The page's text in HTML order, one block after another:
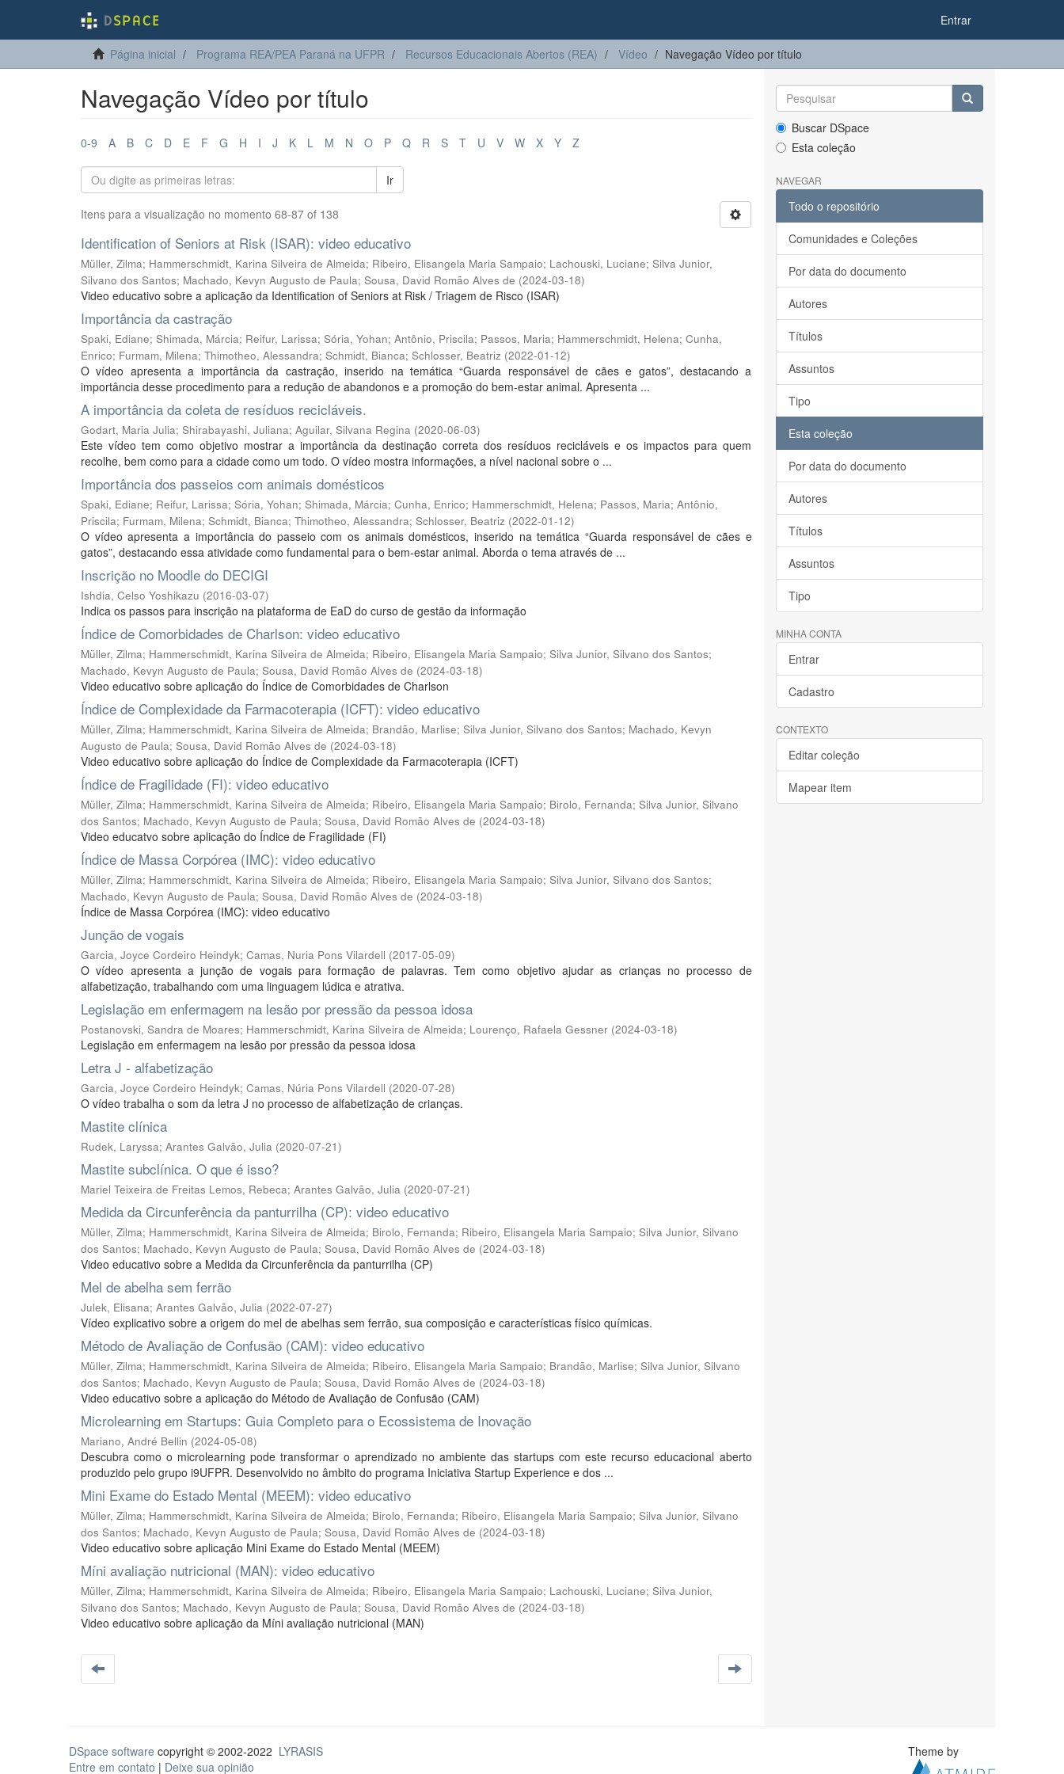
Entrar
Página inicial Programa REA/PEA Paraná na UFPR Recursos Educacionais Abertos (REA) Vídeo Navegação Vídeo por título
Navegação Vídeo por título
0-9 A B C D E F G H I J K L M N O P Q R S T U V W X Y Z
Ir
Itens para a visualização no momento 68-87 of 138
Identification of Seniors at Risk (ISAR): video educativo
Müller, Zilma; Hammerschmidt, Karina Silveira de Almeida; Ribeiro, Elisangela Maria Sampaio; Lachouski, Luciane; Silva Junior,
Silvano dos Santos; Machado, Kevyn Augusto de Paula; Sousa, David Romão Alves de (2024-03-18)
Video educativo sobre a aplicação da Identification of Seniors at Risk / Triagem de Risco (ISAR)
Importância da castração
Spaki, Ediane; Shimada, Márcia; Reifur, Larissa; Sória, Yohan; Antônio, Priscila; Passos, Maria; Hammerschmidt, Helena; Cunha,
Enrico; Furmam, Milena; Thimotheo, Alessandra; Schmidt, Bianca; Schlosser, Beatriz (2022-01-12)
O vídeo apresenta a importância da castração, inserido na temática “Guarda responsável de cães e gatos”, destacando a
importância desse procedimento para a redução de abandonos e a promoção do bem-estar animal. Apresenta ...
A importância da coleta de resíduos recicláveis.
Godart, Maria Julia; Shirabayashi, Juliana; Aguilar, Silvana Regina (2020-06-03)
Este vídeo tem como objetivo mostrar a importância da destinação correta dos resíduos recicláveis e os impactos para quem
recolhe, bem como para a cidade como um todo. O vídeo mostra informações, a nível nacional sobre o ...
Importância dos passeios com animais domésticos
Spaki, Ediane; Reifur, Larissa; Sória, Yohan; Shimada, Márcia; Cunha, Enrico; Hammerschmidt, Helena; Passos, Maria; Antônio,
Priscila; Furmam, Milena; Schmidt, Bianca; Thimotheo, Alessandra; Schlosser, Beatriz (2022-01-12)
O vídeo apresenta a importância do passeio com os animais domésticos, inserido na temática “Guarda responsável de cães e
gatos”, destacando essa atividade como fundamental para o bem-estar animal. Aborda o tema através de ...
Inscrição no Moodle do DECIGI
Ishdia, Celso Yoshikazu (2016-03-07)
Indica os passos para inscrição na plataforma de EaD do curso de gestão da informação
Índice de Comorbidades de Charlson: video educativo
Müller, Zilma; Hammerschmidt, Karina Silveira de Almeida; Ribeiro, Elisangela Maria Sampaio; Silva Junior, Silvano dos Santos;
Machado, Kevyn Augusto de Paula; Sousa, David Romão Alves de (2024-03-18)
Video educativo sobre aplicação do Índice de Comorbidades de Charlson
Índice de Complexidade da Farmacoterapia (ICFT): video educativo
Müller, Zilma; Hammerschmidt, Karina Silveira de Almeida; Brandão, Marlise; Silva Junior, Silvano dos Santos; Machado, Kevyn
Augusto de Paula; Sousa, David Romão Alves de (2024-03-18)
Video educativo sobre aplicação do Índice de Complexidade da Farmacoterapia (ICFT)
Índice de Fragilidade (FI): video educativo
Müller, Zilma; Hammerschmidt, Karina Silveira de Almeida; Ribeiro, Elisangela Maria Sampaio; Birolo, Fernanda; Silva Junior, Silvano
dos Santos; Machado, Kevyn Augusto de Paula; Sousa, David Romão Alves de (2024-03-18)
Video educatvo sobre aplicação do Índice de Fragilidade (FI)
Índice de Massa Corpórea (IMC): video educativo
Müller, Zilma; Hammerschmidt, Karina Silveira de Almeida; Ribeiro, Elisangela Maria Sampaio; Silva Junior, Silvano dos Santos;
Machado, Kevyn Augusto de Paula; Sousa, David Romão Alves de (2024-03-18)
Índice de Massa Corpórea (IMC): video educativo
Junção de vogais
Garcia, Joyce Cordeiro Heindyk; Camas, Nuria Pons Vilardell (2017-05-09)
O vídeo apresenta a junção de vogais para formação de palavras. Tem como objetivo ajudar as crianças no processo de
alfabetização, trabalhando com uma linguagem lúdica e atrativa.
Legislação em enfermagem na lesão por pressão da pessoa idosa
Postanovski, Sandra de Moares; Hammerschmidt, Karina Silveira de Almeida; Lourenço, Rafaela Gessner (2024-03-18)
Legislação em enfermagem na lesão por pressão da pessoa idosa
Letra J - alfabetização
Garcia, Joyce Cordeiro Heindyk; Camas, Núria Pons Vilardell (2020-07-28)
O vídeo trabalha o som da letra J no processo de alfabetização de crianças.
Mastite clínica
Rudek, Laryssa; Arantes Galvão, Julia (2020-07-21)
Mastite subclínica. O que é isso?
Mariel Teixeira de Freitas Lemos, Rebeca; Arantes Galvão, Julia (2020-07-21)
Medida da Circunferência da panturrilha (CP): video educativo
Müller, Zilma; Hammerschmidt, Karina Silveira de Almeida; Birolo, Fernanda; Ribeiro, Elisangela Maria Sampaio; Silva Junior, Silvano
dos Santos; Machado, Kevyn Augusto de Paula; Sousa, David Romão Alves de (2024-03-18)
Video educativo sobre a Medida da Circunferência da panturrilha (CP)
Mel de abelha sem ferrão
Julek, Elisana; Arantes Galvão, Julia (2022-07-27)
Vídeo explicativo sobre a origem do mel de abelhas sem ferrão, sua composição e características físico químicas.
Método de Avaliação de Confusão (CAM): video educativo
Müller, Zilma; Hammerschmidt, Karina Silveira de Almeida; Ribeiro, Elisangela Maria Sampaio; Brandão, Marlise; Silva Junior, Silvano
dos Santos; Machado, Kevyn Augusto de Paula; Sousa, David Romão Alves de (2024-03-18)
Video educativo sobre a aplicação do Método de Avaliação de Confusão (CAM)
Microlearning em Startups: Guia Completo para o Ecossistema de Inovação
Mariano, André Bellin (2024-05-08)
Descubra como o microlearning pode transformar o aprendizado no ambiente das startups com este recurso educacional aberto
produzido pelo grupo i9UFPR. Desenvolvido no âmbito do programa Iniciativa Startup Experience e dos ...
Mini Exame do Estado Mental (MEEM): video educativo
Müller, Zilma; Hammerschmidt, Karina Silveira de Almeida; Birolo, Fernanda; Ribeiro, Elisangela Maria Sampaio; Silva Junior, Silvano
dos Santos; Machado, Kevyn Augusto de Paula; Sousa, David Romão Alves de (2024-03-18)
Video educativo sobre aplicação Mini Exame do Estado Mental (MEEM)
Míni avaliação nutricional (MAN): video educativo
Müller, Zilma; Hammerschmidt, Karina Silveira de Almeida; Ribeiro, Elisangela Maria Sampaio; Lachouski, Luciane; Silva Junior,
Silvano dos Santos; Machado, Kevyn Augusto de Paula; Sousa, David Romão Alves de (2024-03-18)
Video educativo sobre aplicação da Míni avaliação nutricional (MAN)
Buscar DSpace
Esta coleção
NAVEGAR
Todo o repositório
Comunidades e Coleções
Por data do documento
Autores
Títulos
Assuntos
Tipo
Esta coleção
Por data do documento
Autores
Títulos
Assuntos
Tipo
MINHA CONTA
Entrar
Cadastro
CONTEXTO
Editar coleção
Mapear item
DSpace software copyright © 2002-2022 LYRASIS
Entre em contato | Deixe sua opinião
Theme by